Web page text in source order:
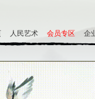
人民艺术 会员专区 企